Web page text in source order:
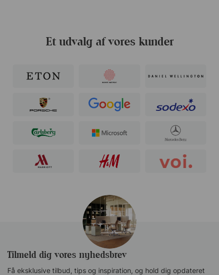
Et udvalg af vores kunder
Tilmeld dig vores nyhedsbrev
Få eksklusive tilbud, tips og inspiration, og hold dig opdateret